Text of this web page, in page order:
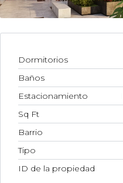
Dormitorios
Baños
Estacionamiento
Sq Ft
Barrio
Tipo
ID de la propiedad